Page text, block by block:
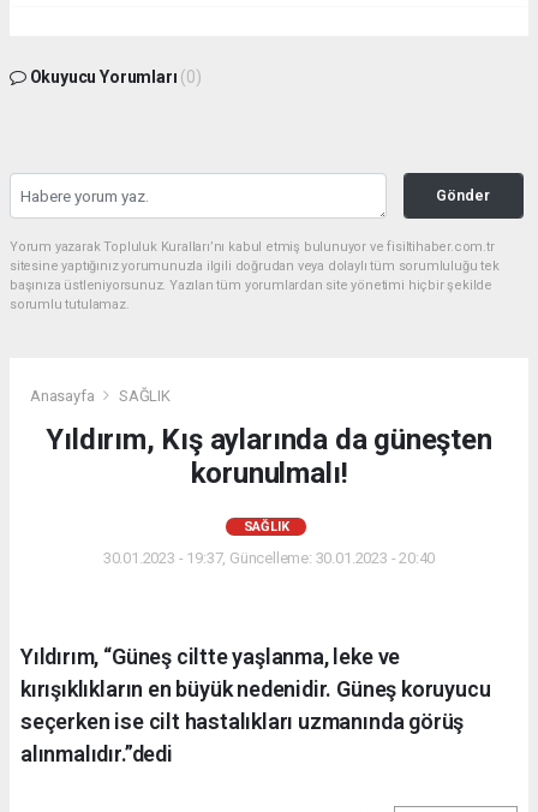
Okuyucu Yorumları (0)
Gönder
Yorum yazarak Topluluk Kuralları’nı kabul etmiş bulunuyor ve fisiltihaber.com.tr
sitesine yaptığınız yorumunuzla ilgili doğrudan veya dolaylı tüm sorumluluğu tek
başınıza üstleniyorsunuz. Yazılan tüm yorumlardan site yönetimi hiçbir şekilde
sorumlu tutulamaz.
Anasayfa SAĞLIK
Yıldırım, Kış aylarında da güneşten
korunulmalı!
SAĞLIK
30.01.2023 - 19:37, Güncelleme: 30.01.2023 - 20:40
Yıldırım, “Güneş ciltte yaşlanma, leke ve
kırışıklıkların en büyük nedenidir. Güneş koruyucu
seçerken ise cilt hastalıkları uzmanında görüş
alınmalıdır.”dedi